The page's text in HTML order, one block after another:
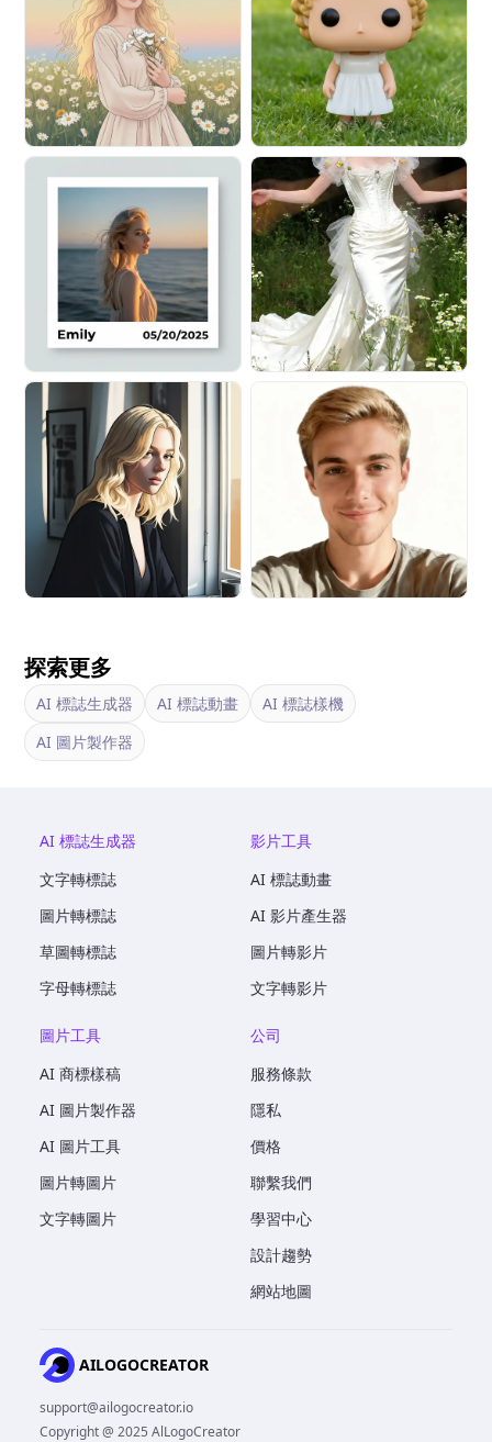
探索更多
AI 標誌生成器 AI 標誌動畫
AI 標誌樣機
AI 圖片製作器
AI 標誌生成器
文字轉標誌
圖片轉標誌
草圖轉標誌
字母轉標誌
影片工具
AI 標誌動畫
AI 影片產生器
圖片轉影片
文字轉影片
圖片工具
AI 商標樣稿
AI 圖片製作器
AI 圖片工具
圖片轉圖片
文字轉圖片
公司
服務條款
隱私
價格
聯繫我們
學習中心
設計趨勢
網站地圖
AILOGOCREATOR
support@ailogocreator.io
Copyright @ 2025 AlLogoCreator